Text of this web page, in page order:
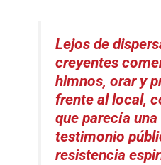
Lejos de
creyentes
himnos, orar y
frente al local,
que parecía
testimonio
resistencia